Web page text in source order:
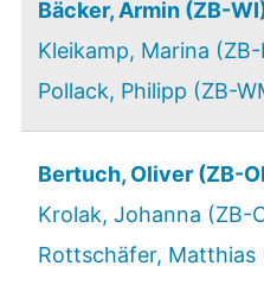
Bäcker, Armin (ZB-
Kleikamp, Marina (ZB-
Pollack, Philipp (ZB-
Bertuch, Oliver (ZB-
Krolak, Johanna (ZB-
Rottschäfer, Matthias